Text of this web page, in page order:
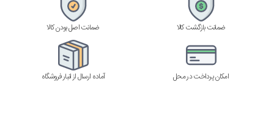
ضمانت بازگشت کالا ضمانت اصل بودن کالا
امکان پرداخت در محل آماده ارسال از انبار فروشگاه